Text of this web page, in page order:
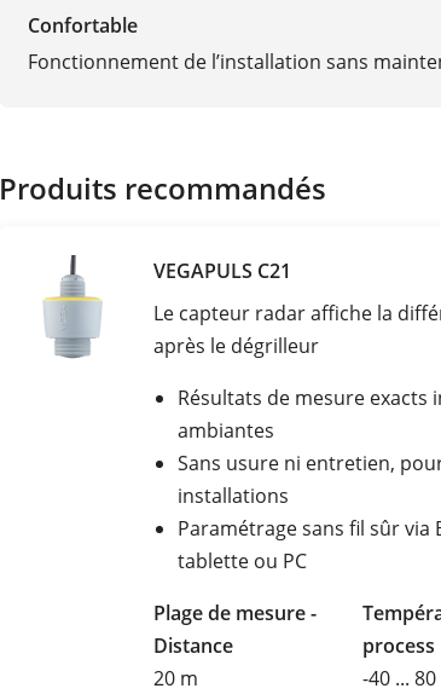
Confortable
Fonctionnement de l’installation sans
Produits recommandés
VEGAPULS C21
Le capteur radar affiche la
après le dégrilleur
Résultats de mesure
ambiantes
Sans usure ni entretien,
installations
Paramétrage sans fil sûr
tablette ou PC
Plage de mesure -
Distance
20 m
process
-40 ... 80